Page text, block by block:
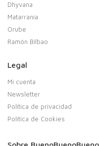
Dhyvana
Matarrania
Orube
Ramón Bilbao
Legal
Mi cuenta
Newsletter
Política de privacidad
Política de Cookies